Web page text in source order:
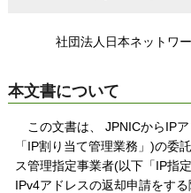
社団法人日本ネットワ
本文書について
この文書は、 JPNICからIP
「IP割り当て管理業務」)の委
ス管理指定事業者(以下「IP指
IPv4アドレスの返却申請をす